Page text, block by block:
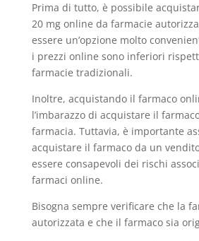
Prima di tutto, è possibile
20 mg online da farmacie
essere un’opzione molto
i prezzi online sono inferiori
farmacie tradizionali.
Inoltre, acquistando il farmaco
l’imbarazzo di acquistare il
farmacia. Tuttavia, è importante
acquistare il farmaco da un
essere consapevoli dei rischi
farmaci online.
Bisogna sempre verificare che la
autorizzata e che il farmaco sia